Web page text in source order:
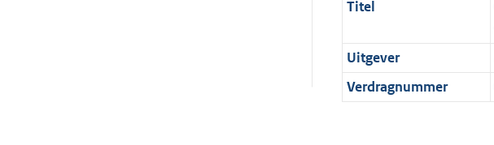
Titel
Uitgever
Verdragnummer